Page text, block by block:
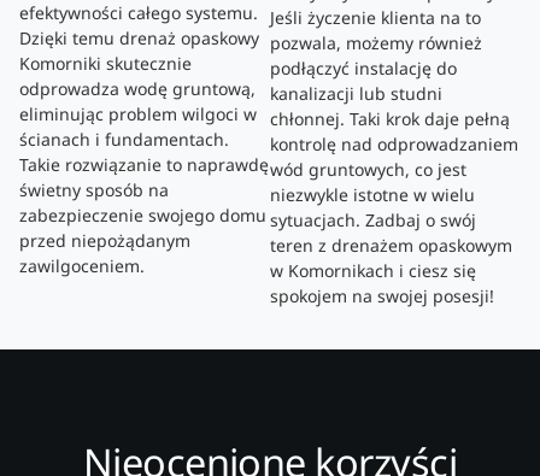
efektywności całego systemu.
Dzięki temu drenaż opaskowy
Komorniki skutecznie
odprowadza wodę gruntową,
eliminując problem wilgoci w
ścianach i fundamentach.
Takie rozwiązanie to naprawdę
świetny sposób na
zabezpieczenie swojego domu
przed niepożądanym
zawilgoceniem.
Jeśli życzenie klienta na to
pozwala, możemy również
podłączyć instalację do
kanalizacji lub studni
chłonnej. Taki krok daje pełną
kontrolę nad odprowadzaniem
wód gruntowych, co jest
niezwykle istotne w wielu
sytuacjach. Zadbaj o swój
teren z drenażem opaskowym
w Komornikach i ciesz się
spokojem na swojej posesji!
Nieocenione korzyści